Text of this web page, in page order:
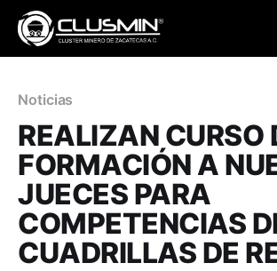
Noticias
REALIZAN CURSO
FORMACIÓN A
JUECES PARA
COMPETENCIAS
CUADRILLAS DE